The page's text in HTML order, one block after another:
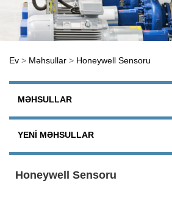
Ev > Məhsullar > Honeywell Sensoru
MƏHSULLAR
YENI MƏHSULLAR
Honeywell Sensoru